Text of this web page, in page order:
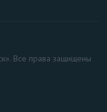
Все права защищены